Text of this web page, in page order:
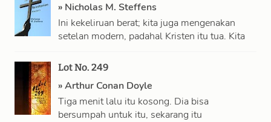
» Nicholas M. Steffens
Ini kekeliruan berat; kita juga mengenakan
setelan modern, padahal Kristen itu tua. Kita
…
Lot No. 249
»Arthur Conan Doyle
Tiga menit lalu itu kosong. Dia bisa
bersumpah untuk itu, sekarang itu